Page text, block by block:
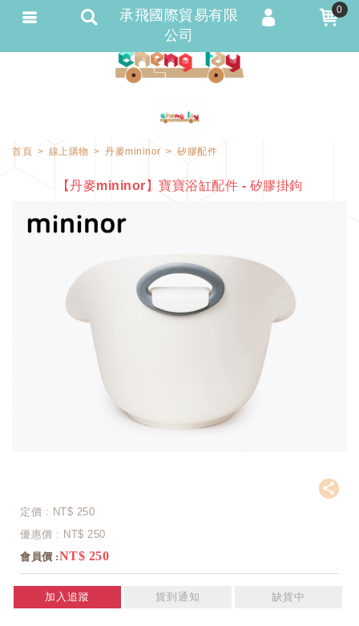
首頁 線上購物 丹麥mininor 矽膠配件
【丹麥mininor】寶寶浴缸配件 - 矽膠掛鉤
定價 : NT$ 250
優惠價 : NT$ 250
會員價 :NT$ 250
加入追蹤 貨到通知 缺貨中
承飛國際貿易有限
公司
0
會員登入
會員註冊